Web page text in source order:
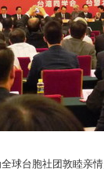
球台胞社团敦睦亲